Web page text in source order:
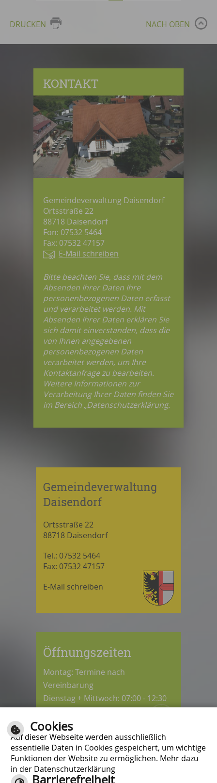
DRUCKEN NACH OBEN
KONTAKT
Gemeindeverwaltung Daisendorf
Ortsstraße 22
88718 Daisendorf
Fon: 07532 5464
Fax: 07532 47157
E-Mail schreiben
Bitte beachten Sie, dass mit dem
Absenden Ihrer Daten Ihre
personenbezogenen Daten erfasst
und verarbeitet werden. Mit
Absenden Ihrer Daten erklären Sie
sich damit einverstanden, dass die
von Ihnen angegebenen
personenbezogenen Daten
verarbeitet werden, um Ihre
Kontaktanfrage zu bearbeiten.
Weitere Informationen zur
Verarbeitung Ihrer Daten finden Sie
im Bereich „Datenschutzerklärung.
Gemeindeverwaltung
Daisendorf
Ortsstraße 22
88718 Daisendorf
Tel.: 07532 5464
Fax: 07532 47157
E-Mail schreiben
Öffnungszeiten
Montag: Termine nach
Vereinbarung
Dienstag + Mittwoch: 07:00 - 12:30
Donnerstag: 08:30 - 12:30 / 14:00 -
18:00 Uhr
Freitag: 07:00 - 12:00 Uhr
Kontrast
Cookies
Auf dieser Webseite werden ausschließlich
essentielle Daten in Cookies gespeichert, um wichtige
Funktionen der Website zu ermöglichen. Mehr dazu
in der Datenschutzerklärung
Barrierefreiheit